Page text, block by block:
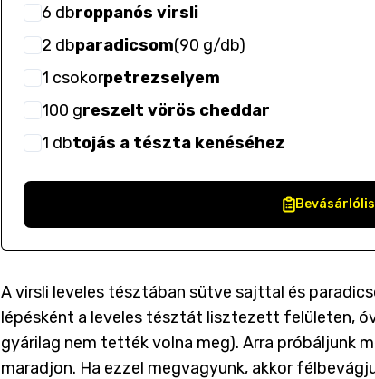
6 dbroppanós virsli
2 dbparadicsom(90 g/db)
1 csokorpetrezselyem
100 greszelt vörös cheddar
1 dbtojás a tészta kenéséhez
A virsli leveles tésztában sütve sajttal és
lépésként a leveles tésztát lisztezett felületen,
gyárilag nem tették volna meg). Arra próbáljunk
maradjon. Ha ezzel megvagyunk, akkor